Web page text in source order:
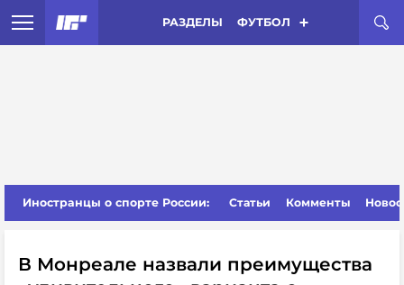
РАЗДЕЛЫ ФУТБОЛ
Иностранцы о спорте России: Статьи Комменты
В Монреале назвали преимущества